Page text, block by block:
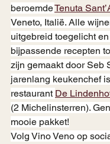
beroemde Tenuta
Veneto, Italië. Alle
uitgebreid toegelicht
bijpassende recepten
zijn gemaakt door Seb
jarenlang keukenchef
restaurant De
(2 Michelinsterren).
mooie pakket!
Volg Vino Veno op